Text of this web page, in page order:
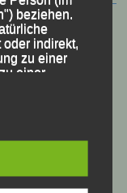
Franz
Günter Zahn
beziehen.
indirekt,
zu einer
einer
oder
die
dieser
werden